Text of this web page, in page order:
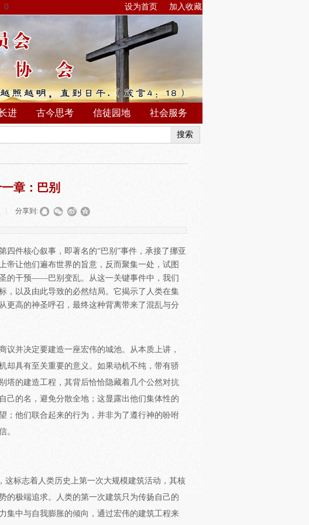
设为首页 加入收藏
0
进 古今思考 信徒园地 社会服务
搜索
章：巴别
分享到:
件核心叙事，即著名的“巴别”事件，承接了挪亚
帝让他们遍布世界的旨意，反而聚集一处，试图
的干预——巴别变乱。从这一关键事件中，我们
，以及由此导致的必然结局。它揭示了人类在集
更高的神圣呼召，最终这种背离带来了混乱与分
并决定要建造一座宏伟的城池。从本质上讲，
却具有至关重要的意义。如果动机不纯，带有骄
塔的建造工程，其背后恰恰隐藏着几个公然对抗
己的名，避免分散全地；这显露出他们集体性的
；他们联合起来的行为，并非为了遵行神的吩咐
。
这标志着人类历史上第一次大规模建筑活动，其核
的极端追求。人类的第一次建筑只为传扬自己的
集中与自我膨胀的倾向，通过宏伟的建筑工程来